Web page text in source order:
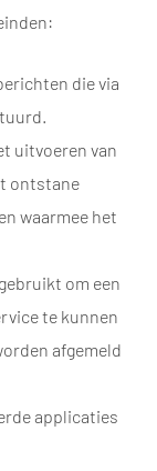
die via
uitvoeren van
ontstane
waarmee het
om een
te kunnen
afgemeld
applicaties